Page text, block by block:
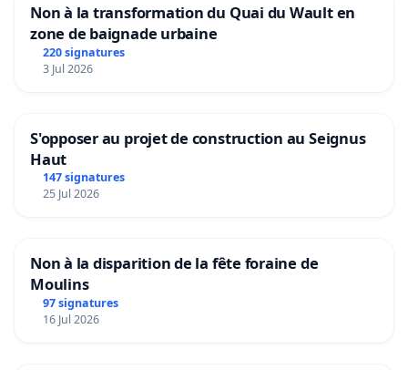
Non à la transformation du Quai du Wault en
zone de baignade urbaine
220 signatures
3 Jul 2026
S'opposer au projet de construction au Seignus
Haut
147 signatures
25 Jul 2026
Non à la disparition de la fête foraine de
Moulins
97 signatures
16 Jul 2026